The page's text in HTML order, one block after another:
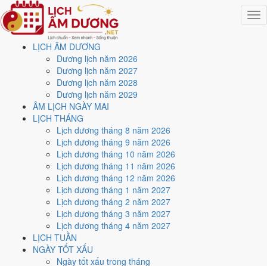
LỊCH ÂM DƯƠNG
Dương lịch năm 2026
Dương lịch năm 2027
Dương lịch năm 2028
Dương lịch năm 2029
ÂM LỊCH NGÀY MAI
LỊCH THÁNG
Lịch dương tháng 8 năm 2026
Lịch dương tháng 9 năm 2026
Lịch dương tháng 10 năm 2026
Lịch dương tháng 11 năm 2026
Lịch dương tháng 12 năm 2026
Lịch dương tháng 1 năm 2027
Lịch dương tháng 2 năm 2027
Lịch dương tháng 3 năm 2027
Lịch dương tháng 4 năm 2027
LỊCH TUẦN
NGÀY TỐT XẤU
Ngày tốt xấu trong tháng
Trang chủ
Lịch năm 2026
Tháng 9/2026
Ngày 11/9/2026 (Mậu Tý)
Xem ngày11/9/2026
lịch - Ngày 1/8 âm lịch (Mậu
Tý) tốt hay xấu?
Ngày 11/9/2026 dương lịch (Thứ Sáu) là ngày 1/8/2026 âm lịch
Mậu Tý- Can khắc Chi, Trực Bình, Sao Quỷ, nạp âm Thích
Lịch Hỏa. Tổng hòa, đây làNgày Bình Hòavới điểm trung bình
cho các việc quan trọng. Giờ Hoàng Đạo trong ngày:
Ngọ, Thân, Dậu.
Ngày Dương